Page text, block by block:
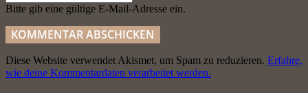
Bitte gib eine gültige E-Mail-Adresse ein.
KOMMENTAR ABSCHICKEN
Diese Website verwendet Akismet, um Spam zu reduzieren. Erfahre,
wie deine Kommentardaten verarbeitet werden.